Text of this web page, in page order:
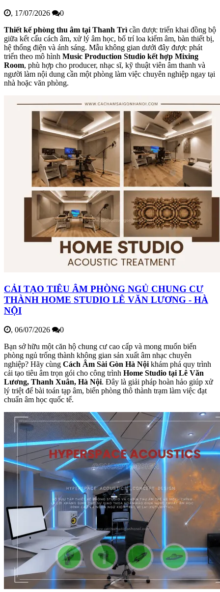
, 17/07/2026
0
Thiết kế phòng thu âm tại Thanh Trì cần được triển khai đồng bộ
giữa kết cấu cách âm, xử lý âm học, bố trí loa kiểm âm, bàn thiết bị,
hệ thống điện và ánh sáng. Mẫu không gian dưới đây được phát
triển theo mô hình Music Production Studio kết hợp Mixing
Room, phù hợp cho producer, nhạc sĩ, kỹ thuật viên âm thanh và
người làm nội dung cần một phòng làm việc chuyên nghiệp ngay tại
nhà hoặc văn phòng.
CẢI TẠO TIÊU ÂM PHÒNG NGỦ CHUNG CƯ
THÀNH HOME STUDIO LÊ VĂN LƯƠNG - HÀ
NỘI
, 06/07/2026
0
Bạn sở hữu một căn hộ chung cư cao cấp và mong muốn biến
phòng ngủ trống thành không gian sản xuất âm nhạc chuyên
nghiệp? Hãy cùng Cách Âm Sài Gòn Hà Nội khám phá quy trình
cải tạo tiêu âm trọn gói cho công trình Home Studio tại Lê Văn
Lương, Thanh Xuân, Hà Nội. Đây là giải pháp hoàn hảo giúp xử
lý triệt để bài toán tạp âm, biến phòng thô thành trạm làm việc đạt
chuẩn âm học quốc tế.